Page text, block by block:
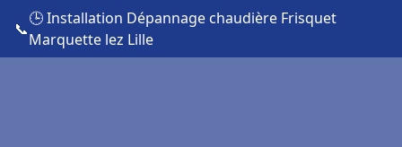
📞
🕒 Installation Dépannage chaudière Frisquet
Marquette lez Lille